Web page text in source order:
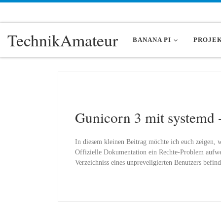
TechnikAmateur BANANA PI
Gunicorn 3 mit
In diesem kleinen Beitrag möchte ich euch
Offizielle Dokumentation ein Rechte-Problem
Verzeichniss eines unpreveligierten Benutzers